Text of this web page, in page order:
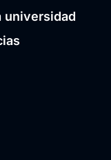
universidad